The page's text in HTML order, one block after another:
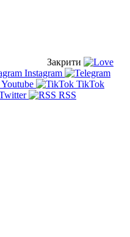
Закрити
Instagram
Youtube
TikTok
RSS